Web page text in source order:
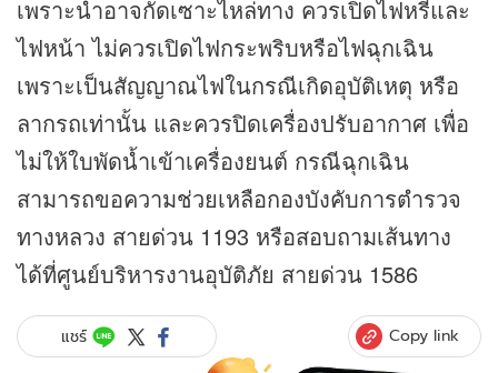
เพราะน้ำอาจกัดเซาะไหล่ทาง ควรเปิดไฟหรี่และ
ไฟหน้า ไม่ควรเปิดไฟกระพริบหรือไฟฉุกเฉิน
เพราะเป็นสัญญาณไฟในกรณีเกิดอุบัติเหตุ หรือ
ลากรถเท่านั้น และควรปิดเครื่องปรับอากาศ เพื่อ
ไม่ให้ใบพัดน้ำเข้าเครื่องยนต์ กรณีฉุกเฉิน
สามารถขอความช่วยเหลือกองบังคับการตำรวจ
ทางหลวง สายด่วน 1193 หรือสอบถามเส้นทาง
ได้ที่ศูนย์บริหารงานอุบัติภัย สายด่วน 1586
แชร์ Copy link